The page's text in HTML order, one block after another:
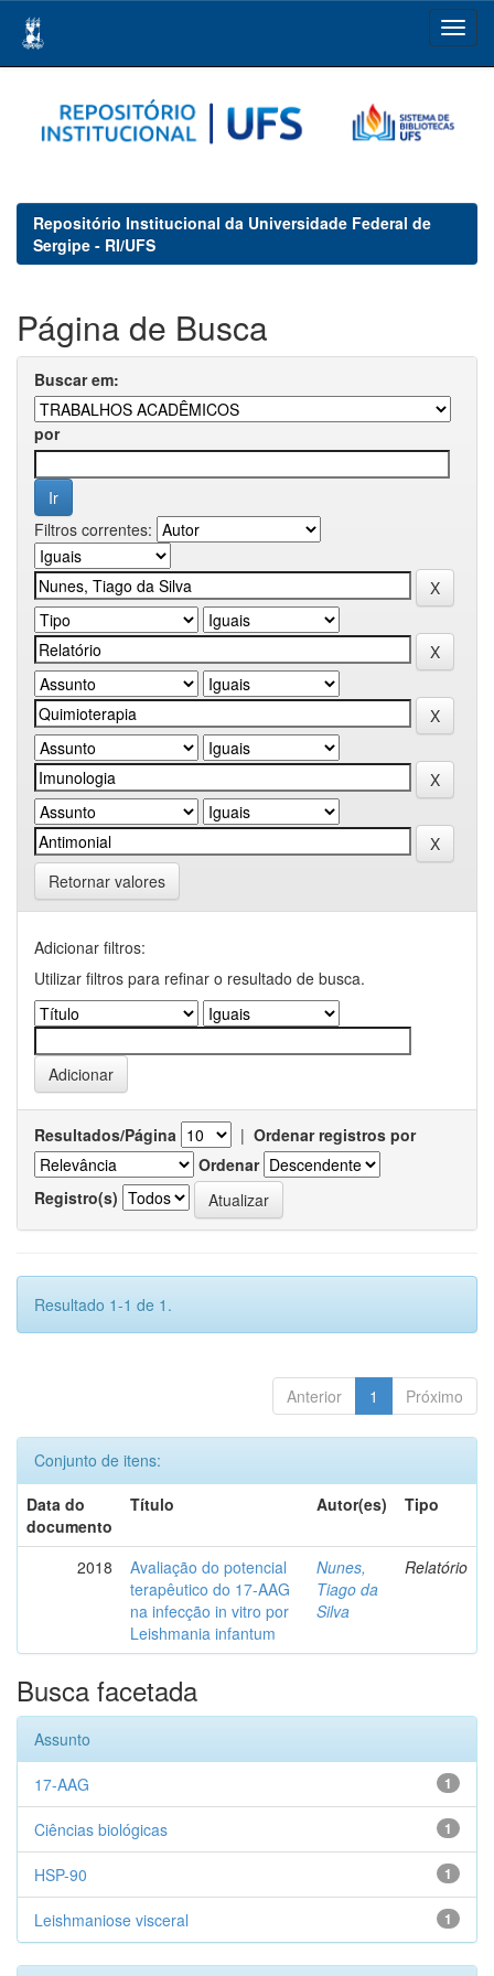
navigation
Repositório Institucional da Universidade Federal de
Sergipe - RI/UFS
Página de Busca
Buscar em:
por
Filtros correntes:
Retornar valores
Adicionar filtros:
Utilizar filtros para refinar o resultado de busca.
Resultados/Página | Ordenar registros por
Ordenar
Registro(s)
Resultado 1-1 de 1.
Anterior 1 Próximo
Conjunto de itens:
Data do
documento
Título Autor(es) Tipo
2018
Avaliação do potencial
terapêutico do 17-AAG
na infecção in vitro por
Leishmania infantum
Nunes,
Tiago da
Silva
Relatório
Busca facetada
Assunto
1
17-AAG
1
Ciências biológicas
1
HSP-90
1
Leishmaniose visceral